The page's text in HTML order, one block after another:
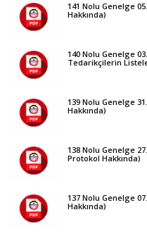
141 Nolu Genelge
Hakkında)
140 Nolu Genelge
Tedarikçilerin
139 Nolu Genelge
Hakkında)
138 Nolu Genelge
Protokol Hakkında)
137 Nolu Genelge
Hakkında)